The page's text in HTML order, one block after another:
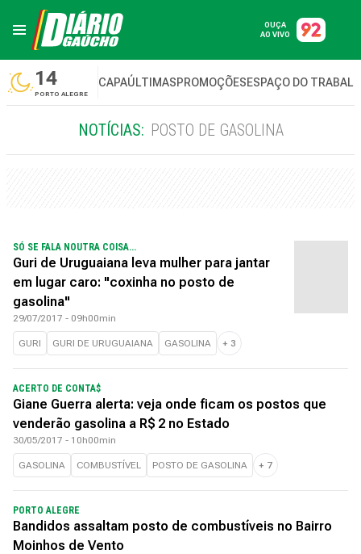
OUÇA
AO VIVO
14
PORTO ALEGRE
CAPAÚLTIMASPROMOÇÕESESPAÇO DO
NOTÍCIAS: POSTO DE GASOLINA
SÓ SE FALA NOUTRA COISA...
Guri de Uruguaiana leva mulher para jantar
em lugar caro: "coxinha no posto de
gasolina"
29/07/2017 - 09h00min
GURI GURI DE URUGUAIANA GASOLINA + 3
ACERTO DE CONTA$
Giane Guerra alerta: veja onde ficam os postos que
venderão gasolina a R$ 2 no Estado
30/05/2017 - 10h00min
GASOLINA COMBUSTÍVEL POSTO DE GASOLINA + 7
PORTO ALEGRE
Bandidos assaltam posto de combustíveis no Bairro
Moinhos de Vento